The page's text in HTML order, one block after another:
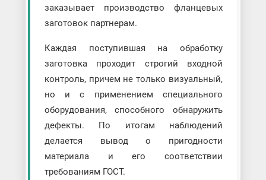
заказывает производство фланцевых
заготовок партнерам.
Каждая поступившая на обработку
заготовка проходит строгий входной
контроль, причем не только визуальный,
но и с применением специального
оборудования, способного обнаружить
дефекты. По итогам наблюдений
делается вывод о пригодности
материала и его соответствии
требованиям ГОСТ.